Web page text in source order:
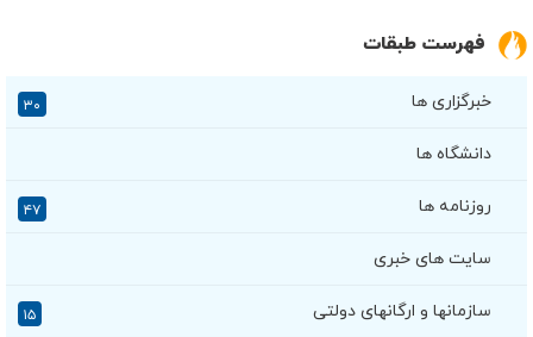
فهرست طبقات
خبرگزاری ها ۳۰
دانشگاه ها
روزنامه ها ۴۷
سایت های خبری
سازمانها و ارگانهای دولتی ۱۵